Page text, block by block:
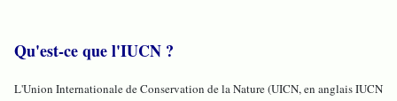
Qu'est-ce que l'IUCN ?
L'Union Internationale de Conservation de la Nature (UICN, en anglais IUCN